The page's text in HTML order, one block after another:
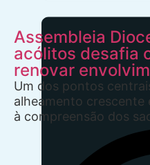
Assembleia
acólitos desafia
renovar
Um dos pontos
alheamento crescente
à compreensão dos